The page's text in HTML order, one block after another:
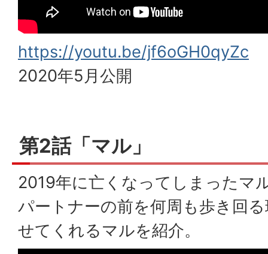
https://youtu.be/jf6oGH0qyZc
2020年5月公開
第2話「マル」
2019年に亡くなってしまったマ
パートナーの前を何周も歩き回
せてくれるマルを紹介。